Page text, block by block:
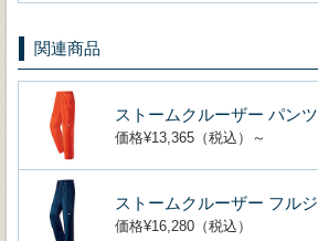
関連商品
ストームクルーザー パン
価格¥13,365（税込）～
ストームクルーザー フル
価格¥16,280（税込）